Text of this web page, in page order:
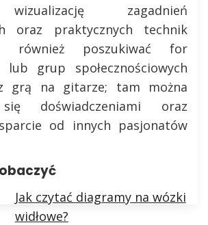
zagadnień
oraz praktycznych technik
również poszukiwać for
lub grup społecznościowych
grą na gitarze; tam można
doświadczeniami oraz
od innych pasjonatów
Jak czytać diagramy na wózki
widłowe?